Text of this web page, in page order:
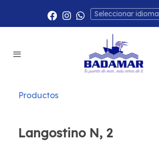
Seleccionar idioma
Productos
Langostino N, 2